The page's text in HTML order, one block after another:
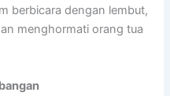
berbicara dengan lembut,
menghormati orang tua